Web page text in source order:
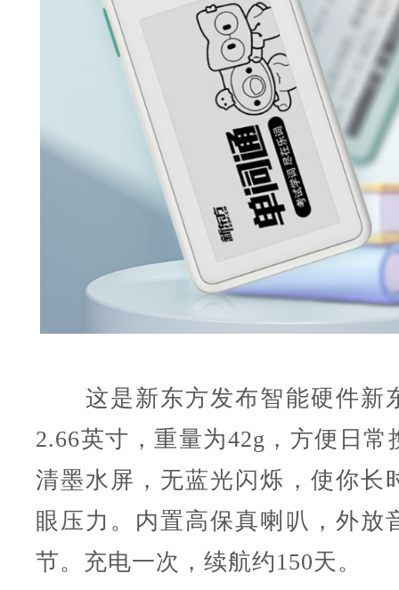
这是新东方发布智能硬件新
2.66英寸，重量为42g，方便日常
清墨水屏，无蓝光闪烁，使你长
眼压力。内置高保真喇叭，外放
节。充电一次，续航约150天。